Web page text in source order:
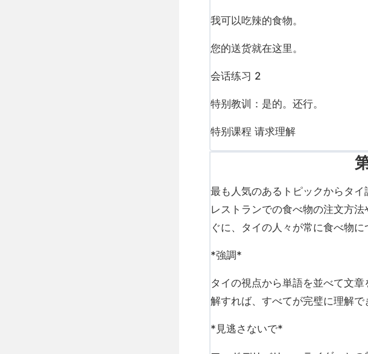
我可以吃辣的食物。
您的送货就在这里。
会话练习 2
特别教训：是的。还行。
特别课程 请求理解
最も人気のあるトピックからタ
レストランでの食べ物の注文方
ぐに、タイの人々が常に食べ物
*強調*
タイの視点から単語を並べて文
解すれば、すべてが完璧に理解で
*見逃さないで*